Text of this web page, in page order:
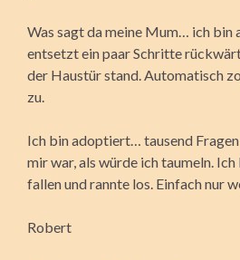
Was sagt da meine Mum… ich bin
entsetzt ein paar Schritte
der Haustür stand. Automatisch
zu.
Ich bin adoptiert… tausend
mir war, als würde ich taumeln.
fallen und rannte los. Einfach nur
Robert